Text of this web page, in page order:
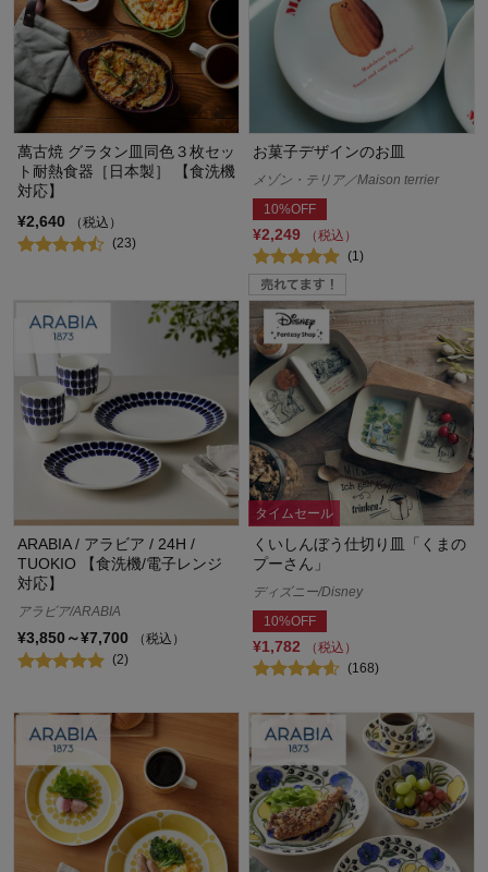
萬古焼 グラタン皿同色３枚セッ
ト耐熱食器［日本製］ 【食洗機
対応】
¥2,640
（税込）
(23)
お菓子デザインのお皿
メゾン・テリア／Maison terrier
10%OFF
¥2,249
（税込）
(1)
ARABIA / アラビア / 24H /
TUOKIO 【食洗機/電子レンジ
対応】
アラビア/ARABIA
¥3,850～¥7,700
（税込）
(2)
タイムセール
くいしんぼう仕切り皿「くまの
プーさん」
ディズニー/Disney
10%OFF
¥1,782
（税込）
(168)